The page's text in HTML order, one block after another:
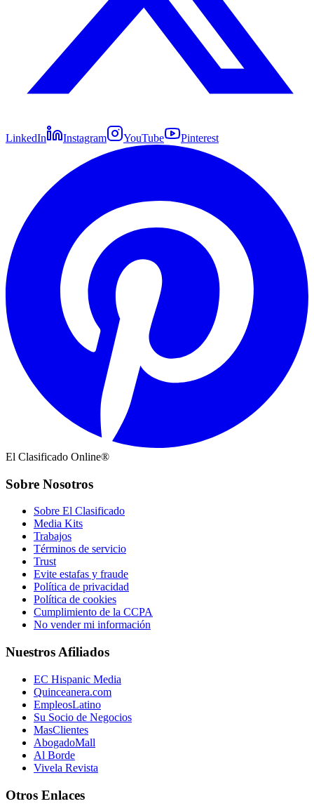
LinkedIn Instagram YouTube Pinterest
El Clasificado Online®
Sobre Nosotros
Sobre El Clasificado
Media Kits
Trabajos
Términos de servicio
Trust
Evite estafas y fraude
Política de privacidad
Política de cookies
Cumplimiento de la CCPA
No vender mi información
Nuestros Afiliados
EC Hispanic Media
Quinceanera.com
EmpleosLatino
Su Socio de Negocios
MasClientes
AbogadoMall
Al Borde
Vivela Revista
Otros Enlaces